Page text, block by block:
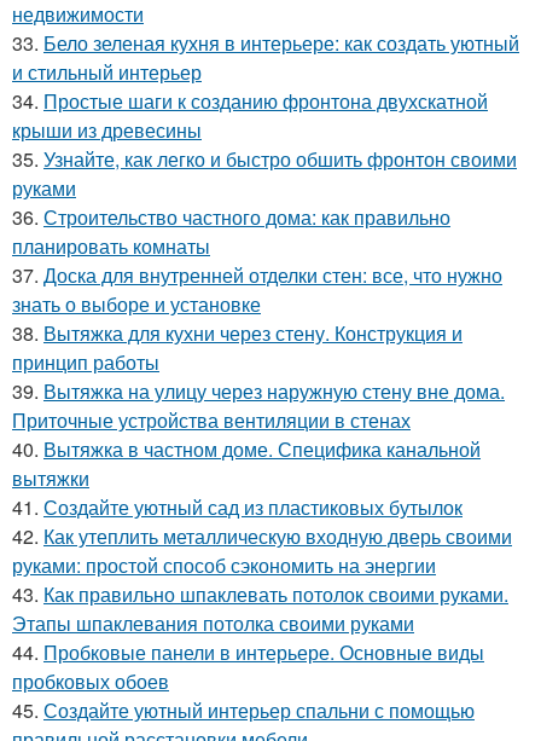
недвижимости
33. Бело зеленая кухня в интерьере: как создать уютный
и стильный интерьер
34. Простые шаги к созданию фронтона двухскатной
крыши из древесины
35. Узнайте, как легко и быстро обшить фронтон своими
руками
36. Строительство частного дома: как правильно
планировать комнаты
37. Доска для внутренней отделки стен: все, что нужно
знать о выборе и установке
38. Вытяжка для кухни через стену. Конструкция и
принцип работы
39. Вытяжка на улицу через наружную стену вне дома.
Приточные устройства вентиляции в стенах
40. Вытяжка в частном доме. Специфика канальной
вытяжки
41. Создайте уютный сад из пластиковых бутылок
42. Как утеплить металлическую входную дверь своими
руками: простой способ сэкономить на энергии
43. Как правильно шпаклевать потолок своими руками.
Этапы шпаклевания потолка своими руками
44. Пробковые панели в интерьере. Основные виды
пробковых обоев
45. Создайте уютный интерьер спальни с помощью